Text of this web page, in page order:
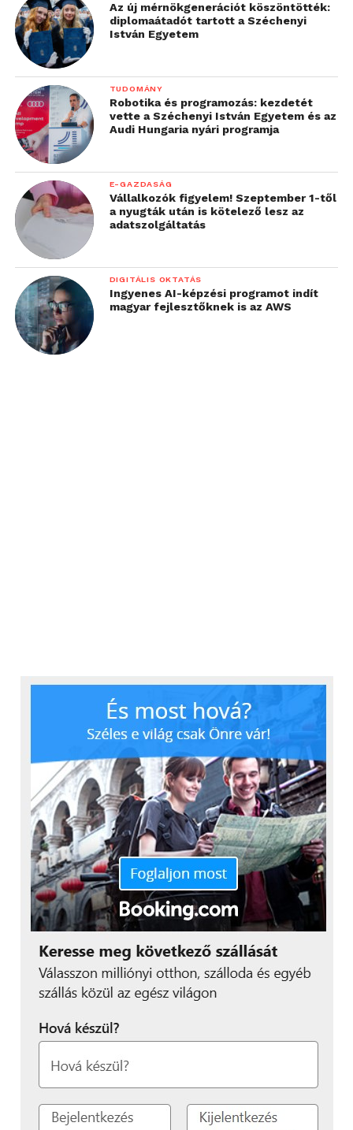
Az új mérnökgenerációt köszöntötték:
diplomaátadót tartott a Széchenyi
István Egyetem
TUDOMÁNY
Robotika és programozás: kezdetét
vette a Széchenyi István Egyetem és az
Audi Hungaria nyári programja
E-GAZDASÁG
Vállalkozók figyelem! Szeptember 1-től
a nyugták után is kötelező lesz az
adatszolgáltatás
DIGITÁLIS OKTATÁS
Ingyenes AI-képzési programot indít
magyar fejlesztőknek is az AWS